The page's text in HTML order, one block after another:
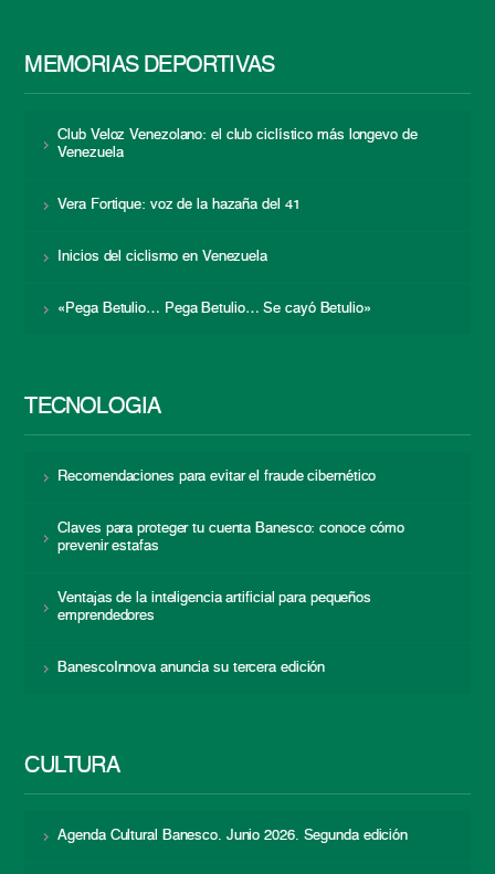
MEMORIAS DEPORTIVAS
Club Veloz Venezolano: el club ciclístico más longevo de
Venezuela
Vera Fortique: voz de la hazaña del 41
Inicios del ciclismo en Venezuela
«Pega Betulio… Pega Betulio… Se cayó Betulio»
TECNOLOGÍA
Recomendaciones para evitar el fraude cibernético
Claves para proteger tu cuenta Banesco: conoce cómo
prevenir estafas
Ventajas de la inteligencia artificial para pequeños
emprendedores
BanescoInnova anuncia su tercera edición
CULTURA
Agenda Cultural Banesco. Junio 2026. Segunda edición